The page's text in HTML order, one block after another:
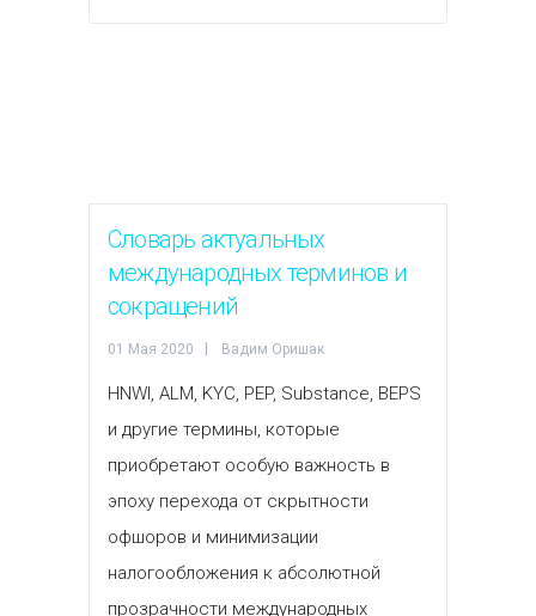
Словарь актуальных
международных терминов и
сокращений
01 Мая 2020 Вадим Оришак
HNWI, ALM, KYC, PEP, Substance, BEPS
и другие термины, которые
приобретают особую важность в
эпоху перехода от скрытности
офшоров и минимизации
налогообложения к абсолютной
прозрачности международных